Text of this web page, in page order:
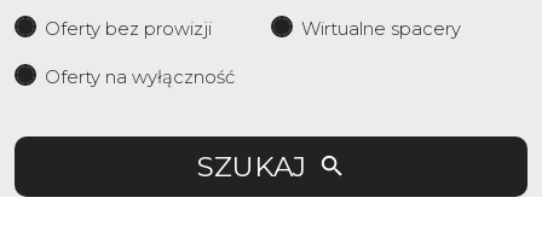
Oferty bez prowizji Wirtualne spacery
Oferty na wyłączność
SZUKAJ